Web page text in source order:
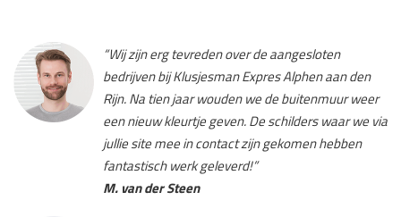
“Wij zijn erg tevreden over de aangesloten
bedrijven bij Klusjesman Expres Alphen aan den
Rijn. Na tien jaar wouden we de buitenmuur weer
een nieuw kleurtje geven. De schilders waar we via
jullie site mee in contact zijn gekomen hebben
fantastisch werk geleverd!”
M. van der Steen